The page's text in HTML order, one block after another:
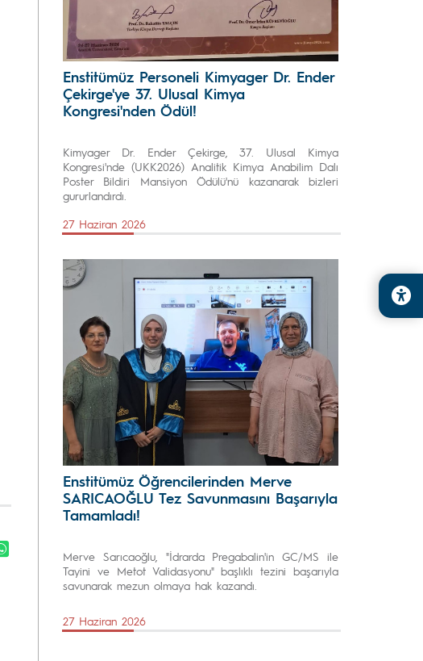
Enstitümüz Personeli Kimyager Dr. Ender
Çekirge'ye 37. Ulusal Kimya
Kongresi'nden Ödül!
Kimyager Dr. Ender Çekirge, 37. Ulusal Kimya
Kongresi'nde (UKK2026) Analitik Kimya Anabilim Dalı
Poster Bildiri Mansiyon Ödülü'nü kazanarak bizleri
gururlandırdı.
27 Haziran 2026
Enstitümüz Öğrencilerinden Merve
SARICAOĞLU Tez Savunmasını Başarıyla
Tamamladı!
Merve Sarıcaoğlu, "İdrarda Pregabalin'in GC/MS ile
Tayini ve Metot Validasyonu" başlıklı tezini başarıyla
savunarak mezun olmaya hak kazandı.
27 Haziran 2026